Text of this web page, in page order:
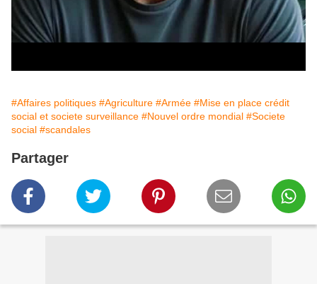
#Affaires politiques #Agriculture #Armée #Mise en place crédit
social et societe surveillance #Nouvel ordre mondial #Societe
social #scandales
Partager